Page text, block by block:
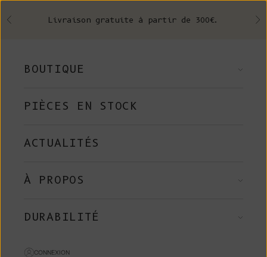
Précédent Livraison gratuite à partir de 300€.
BOUTIQUE
PIÈCES EN STOCK
ACTUALITÉS
À PROPOS
DURABILITÉ
CONNEXION